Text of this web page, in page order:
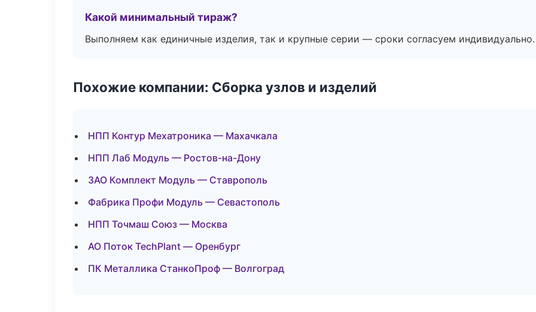
Какой минимальный тираж?
Выполняем как единичные изделия, так и крупные серии — сроки согласуем индивидуально.
Похожие компании: Сборка узлов и изделий
НПП Контур Мехатроника — Махачкала
НПП Лаб Модуль — Ростов-на-Дону
ЗАО Комплект Модуль — Ставрополь
Фабрика Профи Модуль — Севастополь
НПП Точмаш Союз — Москва
АО Поток TechPlant — Оренбург
ПК Металлика СтанкоПроф — Волгоград